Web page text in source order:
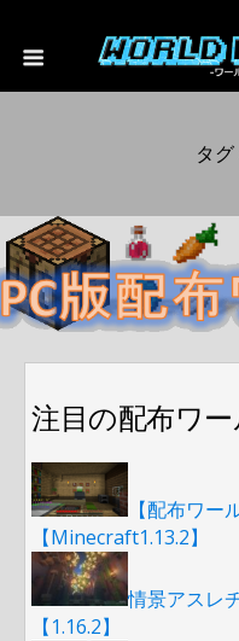
タ
注目の配布ワ
【配布ワ
【Minecraft1.13.2】
情景アスレ
【1.16.2】